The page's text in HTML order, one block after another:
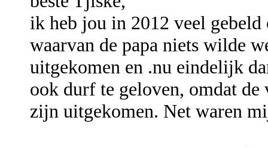
ik heb jou in 2012 veel
waarvan de papa niets wilde
uitgekomen en .nu eindelijk
ook durf te geloven, omdat
zijn uitgekomen. Net waren